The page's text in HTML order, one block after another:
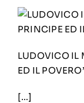
LUDOVICO IL
ED IL POVERO’
[…]